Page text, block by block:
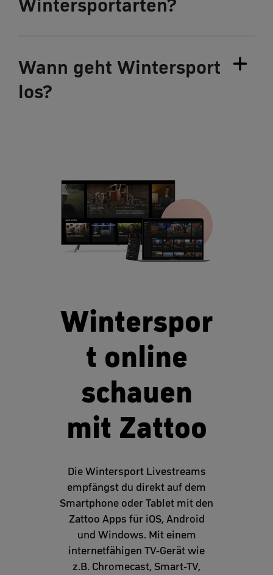
Wintersportarten?
Wann geht Wintersport
los?
Winterspor
t online
schauen
mit Zattoo
Die Wintersport Livestreams
empfängst du direkt auf dem
Smartphone oder Tablet mit den
Zattoo Apps für iOS, Android
und Windows. Mit einem
internetfähigen TV-Gerät wie
z.B. Chromecast, Smart-TV,